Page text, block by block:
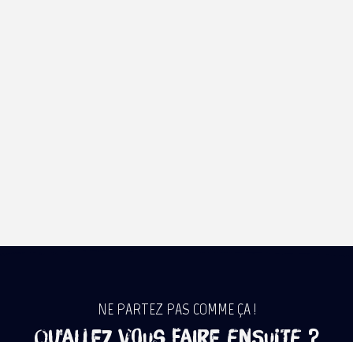
NE PARTEZ PAS COMME ÇA !